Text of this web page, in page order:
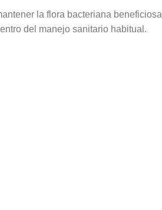
la flora bacteriana beneficiosa
del manejo sanitario habitual.